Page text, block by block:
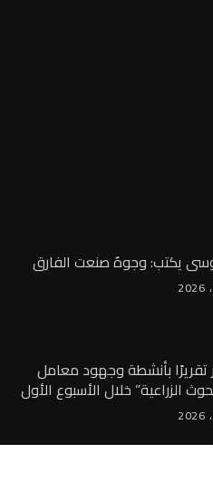
يكتب: وجوهٌ صنعت الفارق
تقريرًا بأنشطة وجهود معامل
الزراعية” خلال الأسبوع الأول